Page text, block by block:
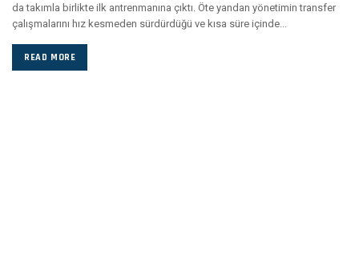
da takımla birlikte ilk antrenmanına çıktı. Öte yandan yönetimin transfer
çalışmalarını hız kesmeden sürdürdüğü ve kısa süre içinde...
READ MORE